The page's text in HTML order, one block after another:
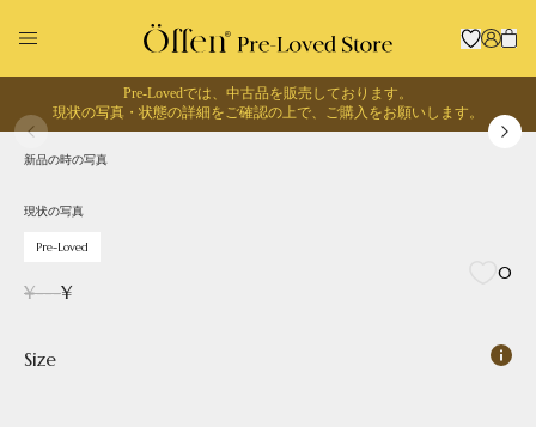
Pre-Lovedでは、中古品を販売しております。
現状の写真・状態の詳細をご確認の上で、 ご購入をお願いします。
現状の写真
新品の時の写真
現状の写真
Pre-Loved
0
¥---¥
Size